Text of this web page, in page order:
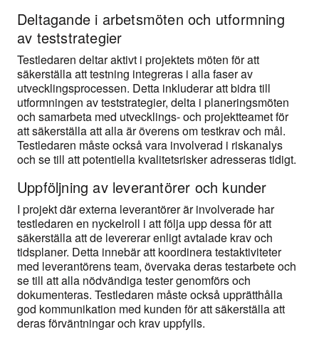
Deltagande i arbetsmöten och utformning
av teststrategier
Testledaren deltar aktivt i projektets möten för att
säkerställa att testning integreras i alla faser av
utvecklingsprocessen. Detta inkluderar att bidra till
utformningen av teststrategier, delta i planeringsmöten
och samarbeta med utvecklings- och projektteamet för
att säkerställa att alla är överens om testkrav och mål.
Testledaren måste också vara involverad i riskanalys
och se till att potentiella kvalitetsrisker adresseras tidigt.
Uppföljning av leverantörer och kunder
I projekt där externa leverantörer är involverade har
testledaren en nyckelroll i att följa upp dessa för att
säkerställa att de levererar enligt avtalade krav och
tidsplaner. Detta innebär att koordinera testaktiviteter
med leverantörens team, övervaka deras testarbete och
se till att alla nödvändiga tester genomförs och
dokumenteras. Testledaren måste också upprätthålla
god kommunikation med kunden för att säkerställa att
deras förväntningar och krav uppfylls.